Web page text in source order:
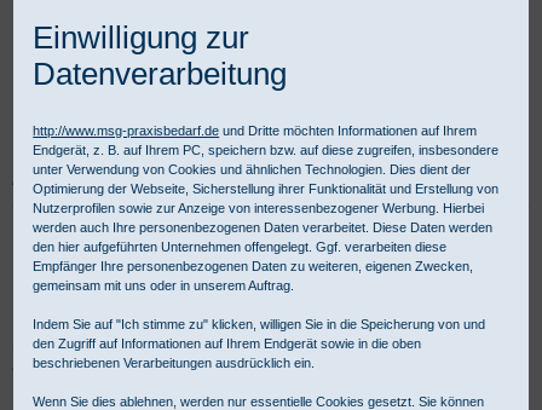
Praxisbedarf Shop Diagnostik Allgemeine Diagnostik Stimmgabeln
Stimmgabeln für HNO & Neurologie
Die MSG Medizinische Geräte, Handel und Service Gesellschaft
mbH ist Ihr kompetenter Partner für Produkte aus dem Bereich
'Stimmgabeln für HNO & Neurologie' Für gewerbliche Kunden ist
Kauf auf Rechnung möglich.
Einwilligung zur
Datenverarbeitung
http://www.msg-praxisbedarf.de und Dritte möchten Informationen auf Ihrem
Endgerät, z. B. auf Ihrem PC, speichern bzw. auf diese zugreifen, insbesondere
unter Verwendung von Cookies und ähnlichen Technologien. Dies dient der
Optimierung der Webseite, Sicherstellung ihrer Funktionalität und Erstellung von
Nutzerprofilen sowie zur Anzeige von interessenbezogener Werbung. Hierbei
werden auch Ihre personenbezogenen Daten verarbeitet. Diese Daten werden
den hier aufgeführten Unternehmen offengelegt. Ggf. verarbeiten diese
Empfänger Ihre personenbezogenen Daten zu weiteren, eigenen Zwecken,
gemeinsam mit uns oder in unserem Auftrag.
Indem Sie auf "Ich stimme zu" klicken, willigen Sie in die Speicherung von und
den Zugriff auf Informationen auf Ihrem Endgerät sowie in die oben
beschriebenen Verarbeitungen ausdrücklich ein.
Wenn Sie dies ablehnen, werden nur essentielle Cookies gesetzt. Sie können